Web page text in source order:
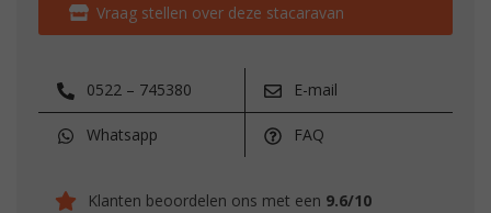
Vraag stellen over deze stacaravan
0522 – 745380 E-mail
Whatsapp FAQ
Klanten beoordelen ons met een 9.6/10